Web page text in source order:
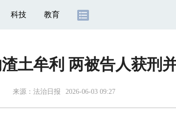
科技 教育
土牟利 两被告人获刑
来源： 法治日报 2026-06-03 09:27